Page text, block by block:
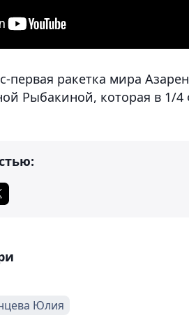
первая ракетка мира
Рыбакиной, которая в 1/4
Юлия